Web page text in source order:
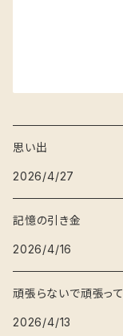
思い出
2026/4/27
記憶の引き金
2026/4/16
頑張らないで頑張って
2026/4/13